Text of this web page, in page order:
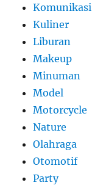
Komunikasi
Kuliner
Liburan
Makeup
Minuman
Model
Motorcycle
Nature
Olahraga
Otomotif
Party